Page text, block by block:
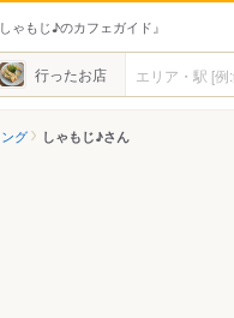
ゃもじ♪のカフェガイド』
グ 行ったお店
グ しゃもじ♪さん